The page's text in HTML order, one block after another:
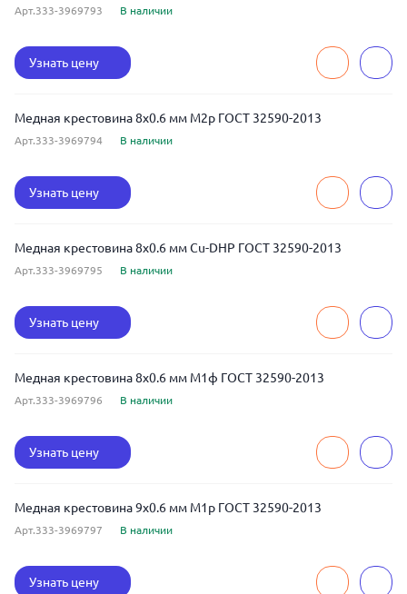
Арт.333-3969793 В наличии
Узнать цену
Медная крестовина 8x0.6 мм М2р ГОСТ 32590-2013
Арт.333-3969794 В наличии
Узнать цену
Медная крестовина 8x0.6 мм Cu-DHP ГОСТ 32590-2013
Арт.333-3969795 В наличии
Узнать цену
Медная крестовина 8x0.6 мм М1ф ГОСТ 32590-2013
Арт.333-3969796 В наличии
Узнать цену
Медная крестовина 9x0.6 мм М1р ГОСТ 32590-2013
Арт.333-3969797 В наличии
Узнать цену